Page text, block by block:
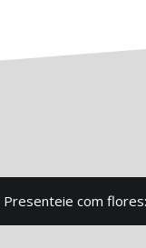
Presenteie com